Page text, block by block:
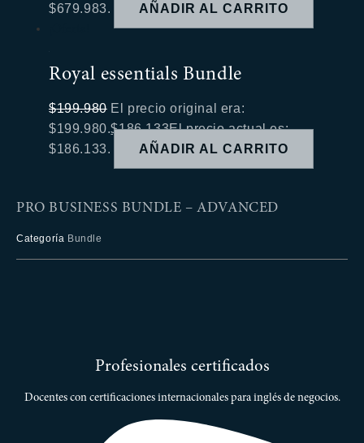
$679.983.
AÑADIR AL CARRITO
Royal essentials Bundle
$199.980 El precio original era:
$199.980.$186.133El precio actual es:
$186.133.
AÑADIR AL CARRITO
PRO BUSINESS BUNDLE – ADVANCED
Categoría Bundle
Profesionales certificados
Docentes con certificaciones internacionales para inglés de negocios.